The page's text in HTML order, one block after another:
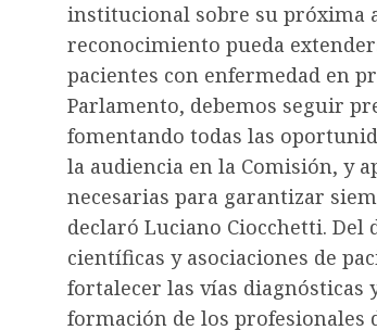
institucional sobre su próxima
reconocimiento pueda
pacientes con enfermedad en
Parlamento, debemos seguir
fomentando todas las
la audiencia en la Comisión, y
necesarias para garantizar
declaró Luciano Ciocchetti. Del
científicas y asociaciones de
fortalecer las vías
formación de los profesionales